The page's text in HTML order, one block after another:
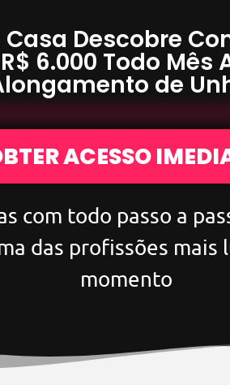
Casa Descobre
R$ 6.000 Todo Mês
de
ACESSO
com todo passo a
das profissões mais
momento